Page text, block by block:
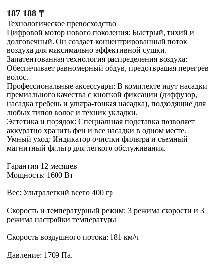
187 188 ₸
Технологическое превосходство
Цифровой мотор нового поколения: Быстрый, тихий и
долговечный. Он создает концентрированный поток
воздуха для максимально эффективной сушки.
Запатентованная технология распределения воздуха:
Обеспечивает равномерный обдув, предотвращая перегрев
волос.
Профессиональные аксессуары: В комплекте идут насадки
премиального качества с кнопкой фиксации (диффузор,
насадка гребень и ультра-тонкая насадка), подходящие для
любых типов волос и техник укладки.
Эстетика и порядок: Специальная подставка позволяет
аккуратно хранить фен и все насадки в одном месте.
Умный уход: Индикатор очистки фильтра и съемный
магнитный фильтр для легкого обслуживания.
Гарантия 12 месяцев
Мощность: 1600 Вт
Вес: Ультралегкий всего 400 гр
Скорость и температурный режим: 3 режима скорости и 3
режима настройки температуры
Скорость воздушного потока: 181 км/ч
Давление: 1709 Па.